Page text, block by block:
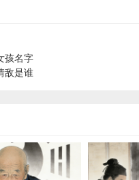
孩名字
敌是谁